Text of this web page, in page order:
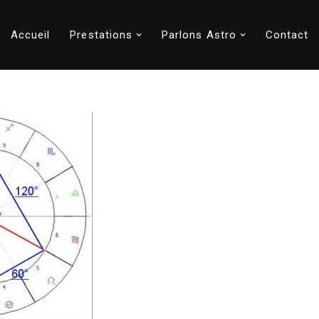
Accueil Prestations Parlons Astro Contact